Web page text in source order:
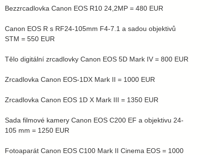
Bezzrcadlovka Canon EOS R10 24,2MP = 480 EUR
Canon EOS R s RF24-105mm F4-7.1 a sadou objektivů
STM = 550 EUR
Tělo digitální zrcadlovky Canon EOS 5D Mark IV = 800 EUR
Zrcadlovka Canon EOS-1DX Mark II = 1000 EUR
Zrcadlovka Canon EOS 1D X Mark III = 1350 EUR
Sada filmové kamery Canon EOS C200 EF a objektivu 24-
105 mm = 1250 EUR
Fotoaparát Canon EOS C100 Mark II Cinema EOS = 1000